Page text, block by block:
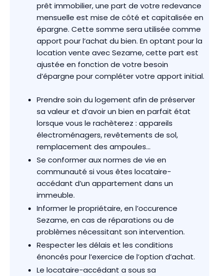
prêt immobilier, une part de votre redevance
mensuelle est mise de côté et capitalisée en
épargne. Cette somme sera utilisée comme
apport pour l’achat du bien. En optant pour la
location vente avec Sezame, cette part est
ajustée en fonction de votre besoin
d’épargne pour compléter votre apport initial.
Prendre soin du logement afin de préserver
sa valeur et d’avoir un bien en parfait état
lorsque vous le rachèterez : appareils
électroménagers, revêtements de sol,
remplacement des ampoules…
Se conformer aux normes de vie en
communauté si vous êtes locataire-
accédant d’un appartement dans un
immeuble.
Informer le propriétaire, en l’occurence
Sezame, en cas de réparations ou de
problèmes nécessitant son intervention.
Respecter les délais et les conditions
énoncés pour l’exercice de l’option d’achat.
Le locataire-accédant a sous sa